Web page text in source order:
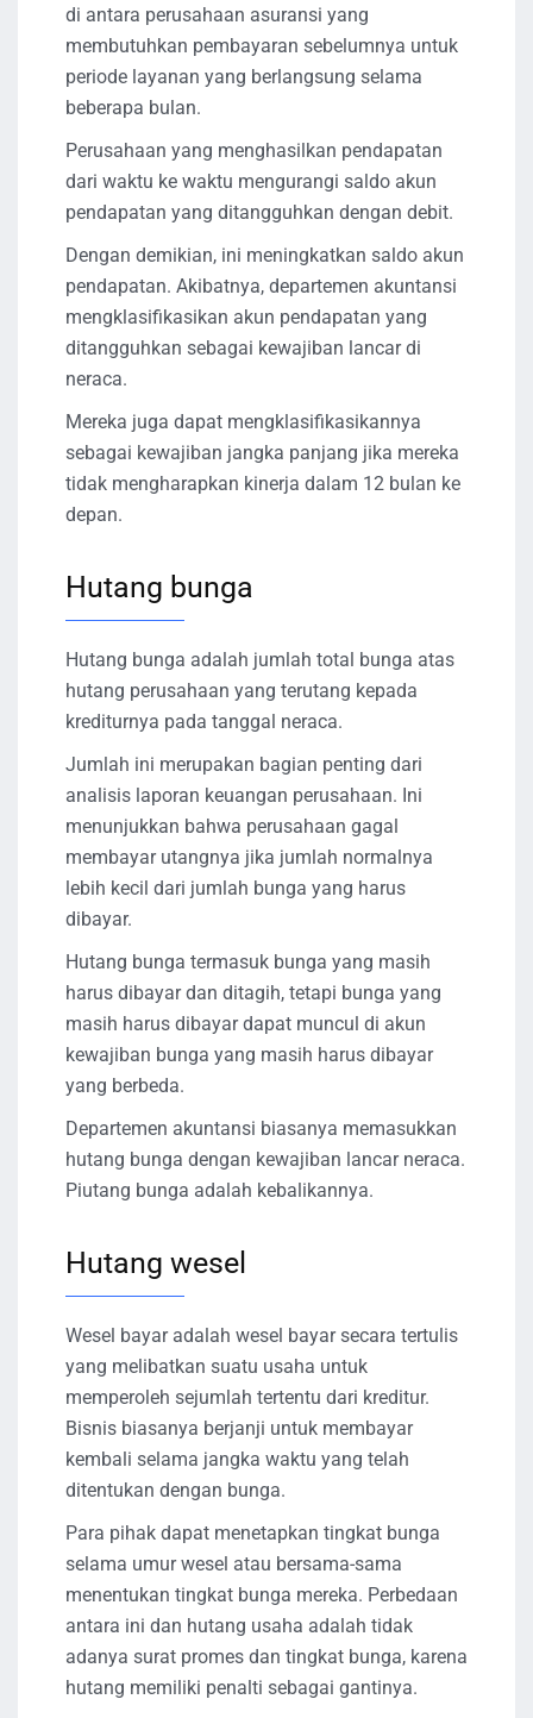
di antara perusahaan asuransi yang
membutuhkan pembayaran sebelumnya untuk
periode layanan yang berlangsung selama
beberapa bulan.
Perusahaan yang menghasilkan pendapatan
dari waktu ke waktu mengurangi saldo akun
pendapatan yang ditangguhkan dengan debit.
Dengan demikian, ini meningkatkan saldo akun
pendapatan. Akibatnya, departemen akuntansi
mengklasifikasikan akun pendapatan yang
ditangguhkan sebagai kewajiban lancar di
neraca.
Mereka juga dapat mengklasifikasikannya
sebagai kewajiban jangka panjang jika mereka
tidak mengharapkan kinerja dalam 12 bulan ke
depan.
Hutang bunga
Hutang bunga adalah jumlah total bunga atas
hutang perusahaan yang terutang kepada
krediturnya pada tanggal neraca.
Jumlah ini merupakan bagian penting dari
analisis laporan keuangan perusahaan. Ini
menunjukkan bahwa perusahaan gagal
membayar utangnya jika jumlah normalnya
lebih kecil dari jumlah bunga yang harus
dibayar.
Hutang bunga termasuk bunga yang masih
harus dibayar dan ditagih, tetapi bunga yang
masih harus dibayar dapat muncul di akun
kewajiban bunga yang masih harus dibayar
yang berbeda.
Departemen akuntansi biasanya memasukkan
hutang bunga dengan kewajiban lancar neraca.
Piutang bunga adalah kebalikannya.
Hutang wesel
Wesel bayar adalah wesel bayar secara tertulis
yang melibatkan suatu usaha untuk
memperoleh sejumlah tertentu dari kreditur.
Bisnis biasanya berjanji untuk membayar
kembali selama jangka waktu yang telah
ditentukan dengan bunga.
Para pihak dapat menetapkan tingkat bunga
selama umur wesel atau bersama-sama
menentukan tingkat bunga mereka. Perbedaan
antara ini dan hutang usaha adalah tidak
adanya surat promes dan tingkat bunga, karena
hutang memiliki penalti sebagai gantinya.